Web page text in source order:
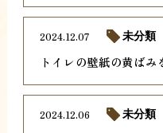
トイレの壁紙の黄ば
2024.12.07 未分類
2024.12.06 未分類